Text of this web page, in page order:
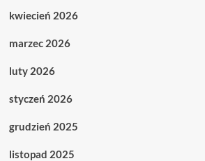
kwiecień 2026
marzec 2026
luty 2026
styczeń 2026
grudzień 2025
listopad 2025